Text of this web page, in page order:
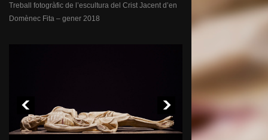
Treball fotogràfic de l’escultura del Crist Jacent d’en
Domènec Fita – gener 2018